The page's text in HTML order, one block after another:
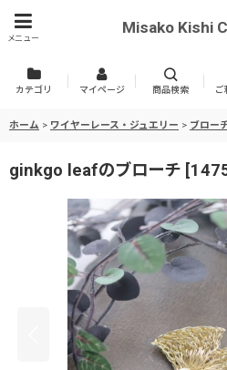
メニュー
Misako Kishi
カテゴリ マイページ 商品検索 ご
ホーム > ワイヤーレース・ジュエリー > ブロー
ginkgo leafのブローチ [